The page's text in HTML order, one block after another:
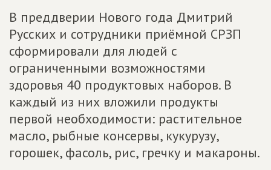
В преддверии Нового года Дмитрий
Русских и сотрудники приёмной СРЗП
сформировали для людей с
ограниченными возможностями
здоровья 40 продуктовых наборов. В
каждый из них вложили продукты
первой необходимости: растительное
масло, рыбные консервы, кукурузу,
горошек, фасоль, рис, гречку и макароны.